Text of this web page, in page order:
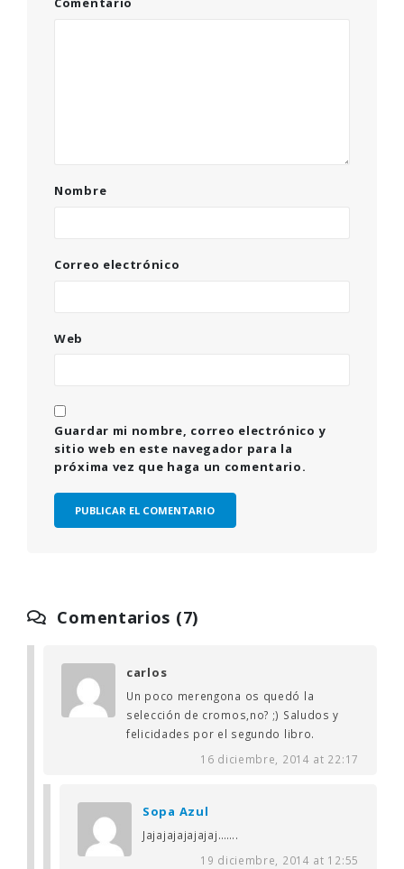
Nombre
Correo electrónico
Web
Guardar mi nombre, correo electrónico y
sitio web en este navegador para la
próxima vez que haga un comentario.
Comentarios (7)
carlos
Un poco merengona os quedó la
selección de cromos,no? ;) Saludos y
felicidades por el segundo libro.
16 diciembre, 2014 at 22:17
Sopa Azul
Jajajajajajajaj…….
19 diciembre, 2014 at 12:55